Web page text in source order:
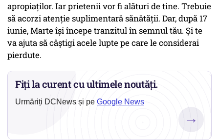
apropiaților. Iar prietenii vor fi alături de tine. Trebuie
să acorzi atenție suplimentară sănătății. Dar, după 17
iunie, Marte își începe tranzitul în semnul tău. Și te
va ajuta să câștigi acele lupte pe care le considerai
pierdute.
Fiți la curent cu ultimele noutăți.
Urmăriți DCNews și pe Google News
→